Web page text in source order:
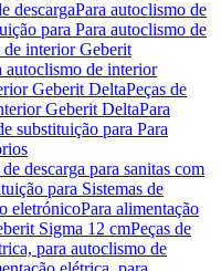
descargaPara autoclismo de
para Para autoclismo de
de interior Geberit
autoclismo de interior
Geberit DeltaPeças de
Geberit DeltaPara
substituição para Para
de descarga para sanitas com
para Sistemas de
eletrónicoPara alimentação
Sigma 12 cmPeças de
para autoclismo de